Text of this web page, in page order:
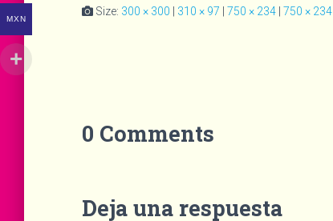
Size: 300 × 300 310 × 97 750 × 234 750 × 234
0 Comments
Deja una respuesta
MXN